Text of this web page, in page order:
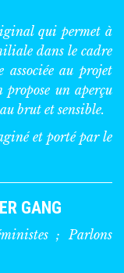
qui permet à
dans le cadre
associée au projet
propose un aperçu
brut et sensible.
et porté par le
GANG
; Parlons